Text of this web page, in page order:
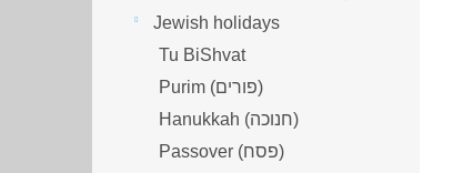
Jewish holidays
Tu BiShvat
Purim (פורים)
Hanukkah (חנוכה)
Passover (פסח)